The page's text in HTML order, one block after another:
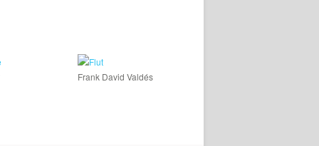
Frank David Valdés